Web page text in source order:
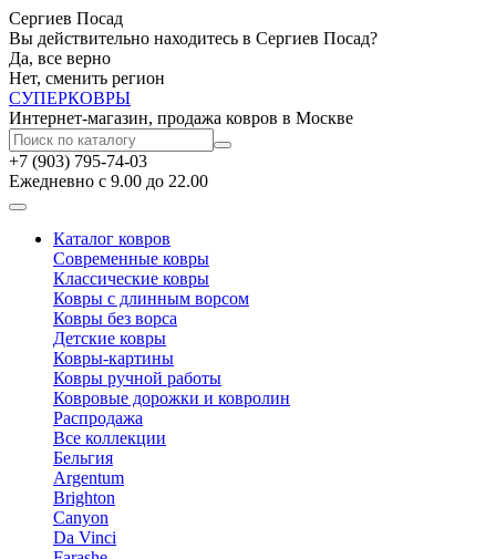
Сергиев Посад
Вы действительно находитесь в Сергиев Посад?
Да, все верно
Нет, сменить регион
СУПЕРКОВРЫ
Интернет-магазин, продажа ковров в Москве
+7 (903) 795-74-03
Ежедневно с 9.00 до 22.00
Каталог ковров
Современные ковры
Классические ковры
Ковры с длинным ворсом
Ковры без ворса
Детские ковры
Ковры-картины
Ковры ручной работы
Ковровые дорожки и ковролин
Распродажа
Все коллекции
Бельгия
Argentum
Brighton
Canyon
Da Vinci